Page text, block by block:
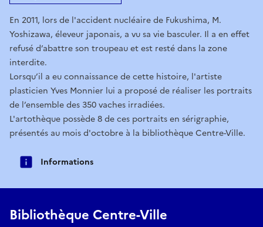
En 2011, lors de l'accident nucléaire de Fukushima, M.
Yoshizawa, éleveur japonais, a vu sa vie basculer. Il a en effet
refusé d’abattre son troupeau et est resté dans la zone
interdite.
Lorsqu’il a eu connaissance de cette histoire, l'artiste
plasticien Yves Monnier lui a proposé de réaliser les portraits
de l’ensemble des 350 vaches irradiées.
L'artothèque possède 8 de ces portraits en sérigraphie,
présentés au mois d'octobre à la bibliothèque Centre-Ville.
Informations
Bibliothèque Centre-Ville